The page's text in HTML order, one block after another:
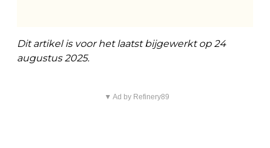
Dit artikel is voor het laatst bijgewerkt op 24
augustus 2025.
▼ Ad by Refinery89